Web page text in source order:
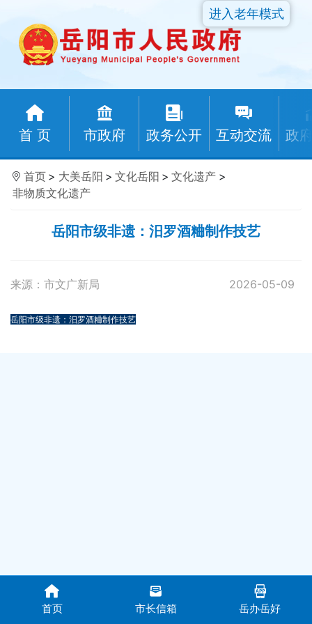
首 页 市政府 政务公开 互动交流 政
进入老年模式
首页 > 大美岳阳 > 文化岳阳 > 文化遗产 >
非物质文化遗产
岳阳市级非遗：汨罗酒粬制作技艺
来源：市文广新局 2026-05-09
岳阳市级非遗：汨罗酒粬制作技艺
首页 市长信箱 岳办岳好